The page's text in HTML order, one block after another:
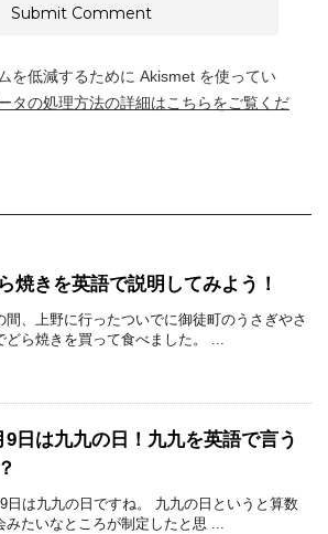
を低減するために Akismet を使ってい
タの処理方法の詳細はこちらをご覧くだ
焼きを英語で説明してみよう！
間、上野に行ったついでに御徒町のうさぎやさ
どら焼きを買って食べました。 ...
9日は九九の日！九九を英語で言う
日は九九の日ですね。 九九の日というと算数
みたいなところが制定したと思 ...